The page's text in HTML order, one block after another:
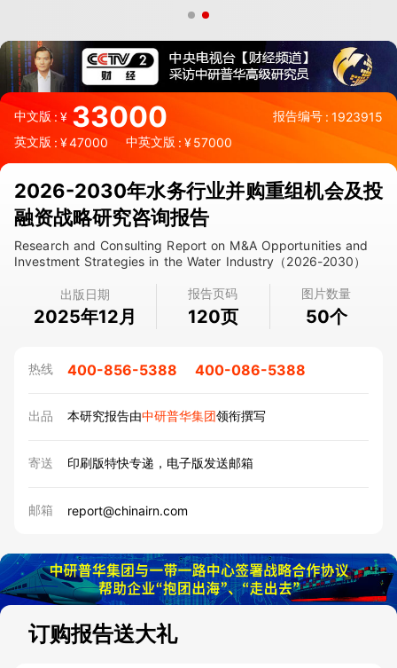
中文版:¥ 33000 报告编号 : 1923915
英文版 : ¥47000 中英文版 : ¥57000
2026-2030年水务行业并购重组机会及投
融资战略研究咨询报告
Research and Consulting Report on M&A Opportunities and
Investment Strategies in the Water Industry（2026-2030）
出版日期
2025年12月
报告页码
120页
图片数量
50个
热线 400-856-5388 400-086-5388
出品 本研究报告由中研普华集团领衔撰写
寄送 印刷版特快专递，电子版发送邮箱
邮箱 report@chinairn.com
订购报告送大礼
多元化、高学历的实战型精英团队